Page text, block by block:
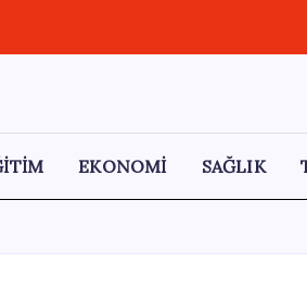
EKONOMİ SAĞLIK